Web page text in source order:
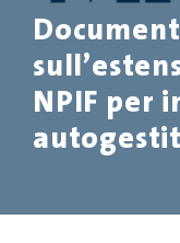
SERVIZI
NEWS
NPIF per